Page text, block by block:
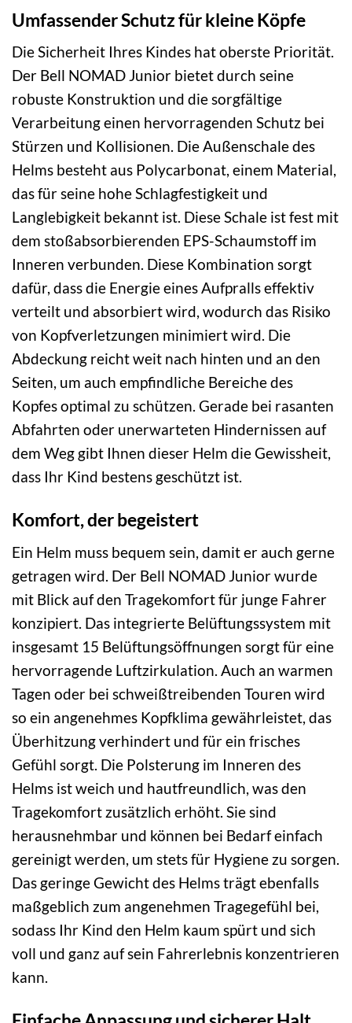
Umfassender Schutz für kleine Köpfe
Die Sicherheit Ihres Kindes hat oberste Priorität.
Der Bell NOMAD Junior bietet durch seine
robuste Konstruktion und die sorgfältige
Verarbeitung einen hervorragenden Schutz bei
Stürzen und Kollisionen. Die Außenschale des
Helms besteht aus Polycarbonat, einem Material,
das für seine hohe Schlagfestigkeit und
Langlebigkeit bekannt ist. Diese Schale ist fest mit
dem stoßabsorbierenden EPS-Schaumstoff im
Inneren verbunden. Diese Kombination sorgt
dafür, dass die Energie eines Aufpralls effektiv
verteilt und absorbiert wird, wodurch das Risiko
von Kopfverletzungen minimiert wird. Die
Abdeckung reicht weit nach hinten und an den
Seiten, um auch empfindliche Bereiche des
Kopfes optimal zu schützen. Gerade bei rasanten
Abfahrten oder unerwarteten Hindernissen auf
dem Weg gibt Ihnen dieser Helm die Gewissheit,
dass Ihr Kind bestens geschützt ist.
Komfort, der begeistert
Ein Helm muss bequem sein, damit er auch gerne
getragen wird. Der Bell NOMAD Junior wurde
mit Blick auf den Tragekomfort für junge Fahrer
konzipiert. Das integrierte Belüftungssystem mit
insgesamt 15 Belüftungsöffnungen sorgt für eine
hervorragende Luftzirkulation. Auch an warmen
Tagen oder bei schweißtreibenden Touren wird
so ein angenehmes Kopfklima gewährleistet, das
Überhitzung verhindert und für ein frisches
Gefühl sorgt. Die Polsterung im Inneren des
Helms ist weich und hautfreundlich, was den
Tragekomfort zusätzlich erhöht. Sie sind
herausnehmbar und können bei Bedarf einfach
gereinigt werden, um stets für Hygiene zu sorgen.
Das geringe Gewicht des Helms trägt ebenfalls
maßgeblich zum angenehmen Tragegefühl bei,
sodass Ihr Kind den Helm kaum spürt und sich
voll und ganz auf sein Fahrerlebnis konzentrieren
kann.